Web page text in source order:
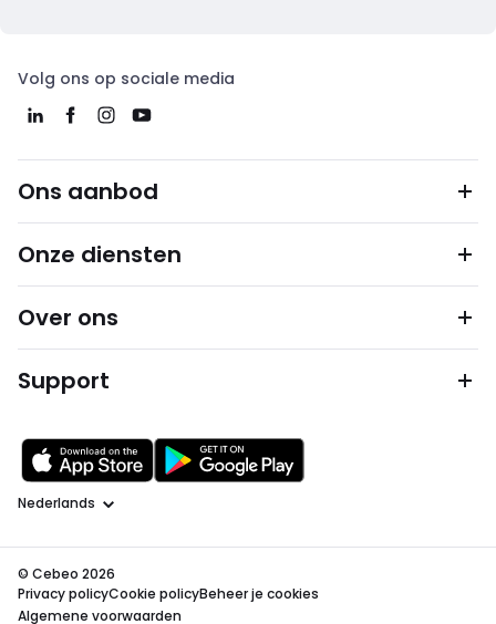
Volg ons op sociale media
Ons aanbod
Onze diensten
Over ons
Support
Taal
© Cebeo 2026
Privacy policyCookie policyBeheer je cookies
Algemene voorwaarden